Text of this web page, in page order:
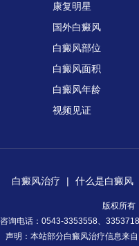
康复明星
国外白癜风
白癜风部位
白癜风面积
白癜风年龄
视频见证
白癜风治疗 | 什么是白癜风
版权所有
咨询电话：0543-3353558、
声明：本站部分白癜风治疗信息来